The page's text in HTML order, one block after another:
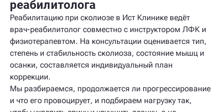
реабилитолога
Реабилитацию при сколиозе в Ист Клинике ведёт
врач-реабилитолог совместно с инструктором ЛФК и
физиотерапевтом. На консультации оценивается тип,
степень и стабильность сколиоза, состояние мышц и
осанки, составляется индивидуальный план
коррекции.
Мы разбираемся, продолжается ли прогрессирование
и что его провоцирует, и подбираем нагрузку так,